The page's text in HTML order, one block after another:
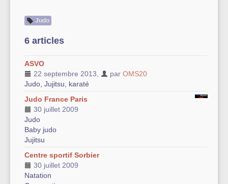
Judo
6 articles
ASVO
22 septembre 2013
par OMS20
Judo, Jujitsu, karaté
Judo France Paris
30 juillet 2009
Judo
Baby judo
Jujitsu
Centre sportif Sorbier
30 juillet 2009
Natation